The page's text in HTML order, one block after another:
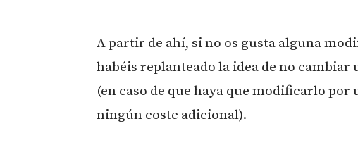
A partir de ahí, si no os gusta alguna
habéis replanteado la idea de no
(en caso de que haya que modificarlo
ningún coste adicional).